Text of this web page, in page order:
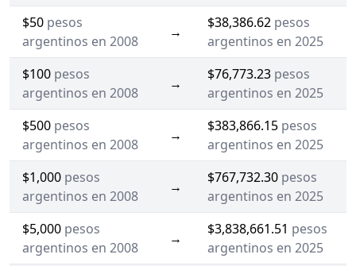
$50 pesos
argentinos en 2008
→
$38,386.62 pesos
argentinos en 2025
$100 pesos
argentinos en 2008
→
$76,773.23 pesos
argentinos en 2025
$500 pesos
argentinos en 2008
→
$383,866.15 pesos
argentinos en 2025
$1,000 pesos
argentinos en 2008
→
$767,732.30 pesos
argentinos en 2025
$5,000 pesos
argentinos en 2008
→
$3,838,661.51 pesos
argentinos en 2025